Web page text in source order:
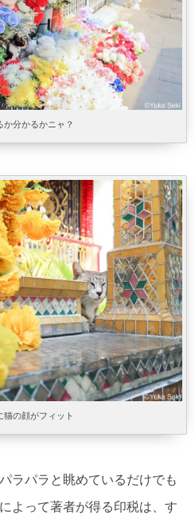
か分かるかニャ？
猫の顔がフィット
ラパラと眺めているだけでも
よって著者が得る印税は、す